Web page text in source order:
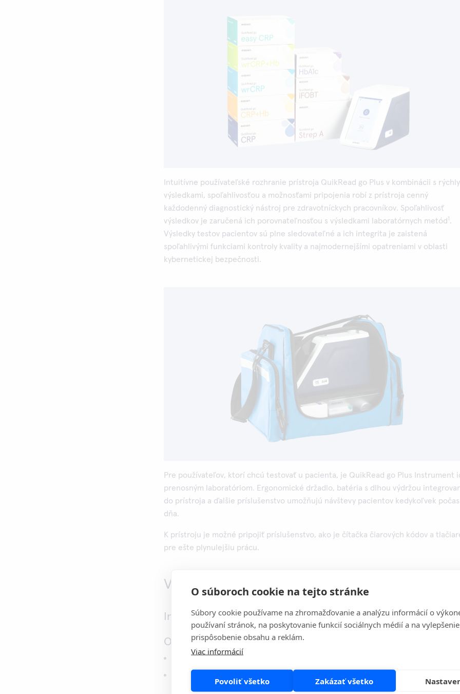
O súboroch cookie na tejto stránke
Súbory cookie používame na zhromažďovanie a analýzu informácií o
používaní stránok, na poskytovanie funkcií sociálnych médií a na
prispôsobenie obsahu a reklám.
Viac informácií
Povoliť všetko Zakázať všetko
Intuitívne používateľské rozhranie prístroja QuikRead go Plus v kombinácii s
výsledkami, spoľahlivosťou a možnosťami pripojenia robí z prístroja cenný
každodenný diagnostický nástroj pre zdravotníckych pracovníkov. Spoľahlivosť
výsledkov je zaručená ich porovnateľnosťou s výsledkami laboratórnych metód 1 .
Výsledky testov pacientov sú plne sledovateľné a ich integrita je zaistená
spoľahlivými funkciami kontroly kvality a najmodernejšími opatreniami v oblasti
kybernetickej bezpečnosti.
Pre používateľov, ktorí chcú testovať u pacienta, je QuikRead go Plus Instrument
prenosným laboratóriom. Ergonomické držadlo, batéria s dlhou výdržou
do prístroja a ďalšie príslušenstvo umožňujú návštevy pacientov kedykoľvek počas
dňa.
K prístroju je možné pripojiť príslušenstvo, ako je čítačka čiarových kódov a
pre ešte plynulejšiu prácu.
Výhody prístroja:
Intuitívne postupy merania
Ochrana výsledkov pacienta